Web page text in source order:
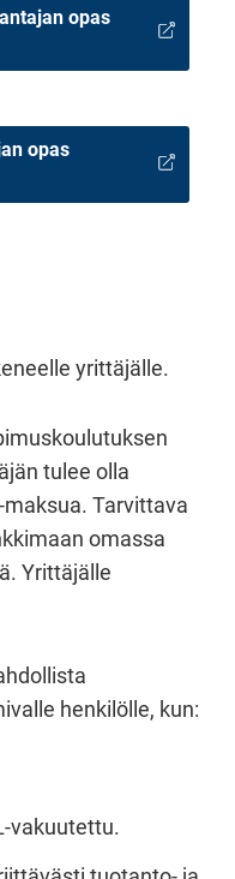
opas
opas
yrittäjälle.
tulee olla
Tarvittava
omassa
Yrittäjälle
henkilölle, kun:
vakuutettu.